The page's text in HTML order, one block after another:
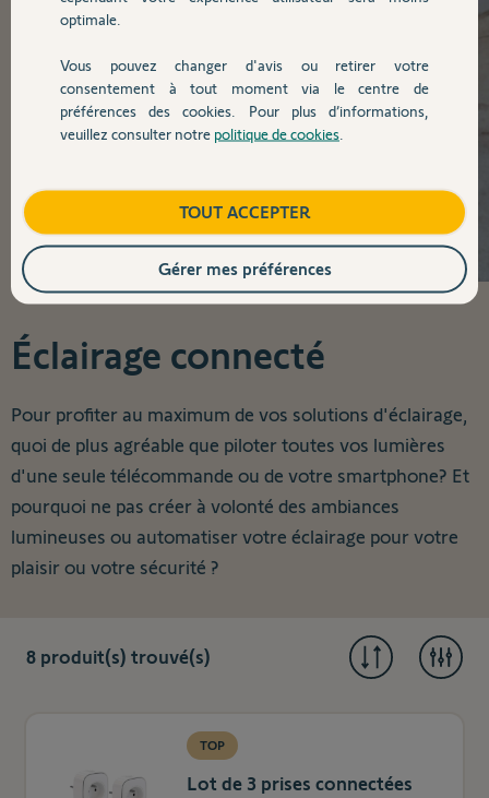
Éclairage connecté
Pour profiter au maximum de vos solutions d'éclairage,
quoi de plus agréable que piloter toutes vos lumières
d'une seule télécommande ou de votre smartphone? Et
pourquoi ne pas créer à volonté des ambiances
lumineuses ou automatiser votre éclairage pour votre
plaisir ou votre sécurité ?
8 produit(s) trouvé(s)
TOP
Lot de 3 prises connectées
optimale.
Vous pouvez changer d'avis ou retirer votre
consentement à tout moment via le centre de
préférences des cookies. Pour plus d’informations,
veuillez consulter notre politique de cookies
TOUT ACCEPTER
Gérer mes préférences